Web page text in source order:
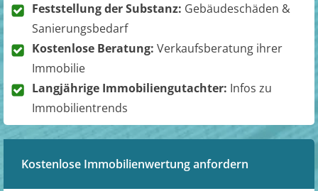
Feststellung der Substanz: Gebäudeschäden &
Sanierungsbedarf
Kostenlose Beratung: Verkaufsberatung ihrer
Immobilie
Langjährige Immobiliengutachter: Infos zu
Immobilientrends
Kostenlose Immobilienwertung anfordern